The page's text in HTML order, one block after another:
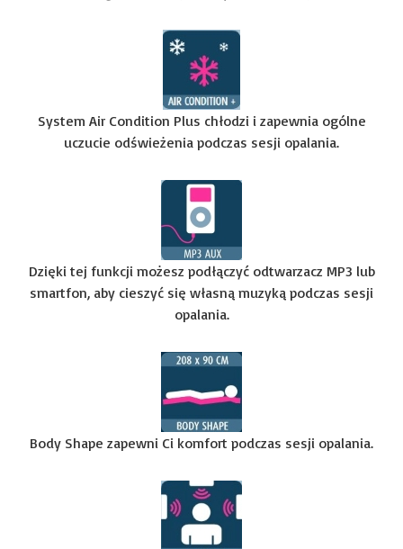
System Air Condition Plus chłodzi i zapewnia ogólne
uczucie odświeżenia podczas sesji opalania.
Dzięki tej funkcji możesz podłączyć odtwarzacz MP3 lub
smartfon, aby cieszyć się własną muzyką podczas sesji
opalania.
Body Shape zapewni Ci komfort podczas sesji opalania.